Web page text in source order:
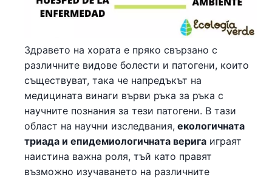
Здравето на хората е пряко свързано с
различните видове болести и патогени, които
съществуват, така че напредъкът на
медицината винаги върви ръка за ръка с
научните познания за тези патогени. В тази
област на научни изследвания, екологичната
триада и епидемиологичната верига играят
наистина важна роля, тъй като правят
възможно изучаването на различните